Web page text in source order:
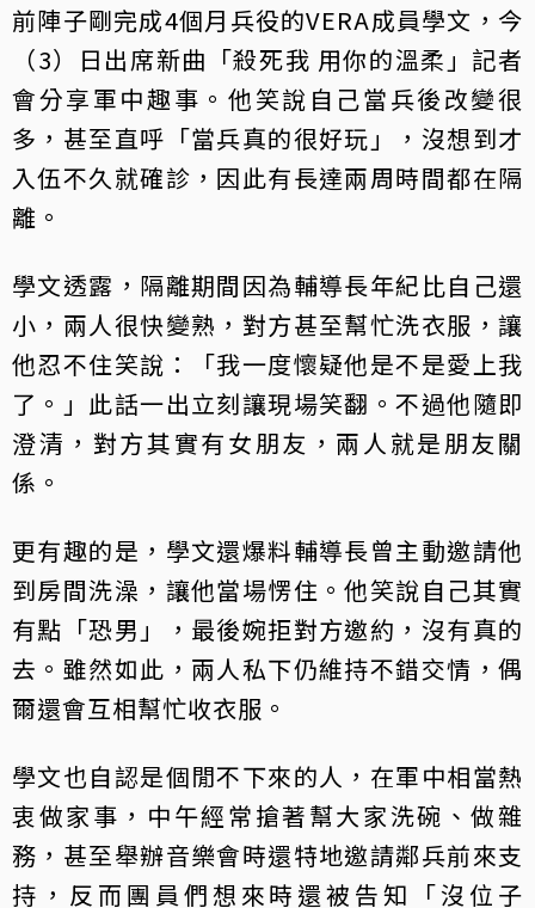
前陣子剛完成4個月兵役的VERA成員學文，今
（3）日出席新曲「殺死我 用你的溫柔」記者
會分享軍中趣事。他笑說自己當兵後改變很
多，甚至直呼「當兵真的很好玩」，沒想到才
入伍不久就確診，因此有長達兩周時間都在隔
離。
學文透露，隔離期間因為輔導長年紀比自己還
小，兩人很快變熟，對方甚至幫忙洗衣服，讓
他忍不住笑說：「我一度懷疑他是不是愛上我
了。」此話一出立刻讓現場笑翻。不過他隨即
澄清，對方其實有女朋友，兩人就是朋友關
係。
更有趣的是，學文還爆料輔導長曾主動邀請他
到房間洗澡，讓他當場愣住。他笑說自己其實
有點「恐男」，最後婉拒對方邀約，沒有真的
去。雖然如此，兩人私下仍維持不錯交情，偶
爾還會互相幫忙收衣服。
學文也自認是個閒不下來的人，在軍中相當熱
衷做家事，中午經常搶著幫大家洗碗、做雜
務，甚至舉辦音樂會時還特地邀請鄰兵前來支
持，反而團員們想來時還被告知「沒位子